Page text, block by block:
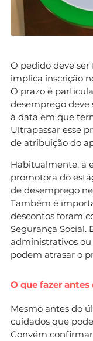
O pedido deve
implica inscrição
O prazo é
desemprego deve
à data em que
Ultrapassar esse
de atribuição do
Habitualmente, a
promotora do
de desemprego
Também é
descontos foram
Segurança Social.
administrativos
podem atrasar o
O que fazer
Mesmo antes do
cuidados que
Convém